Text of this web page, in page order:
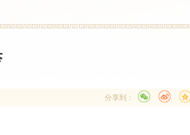
分享到：